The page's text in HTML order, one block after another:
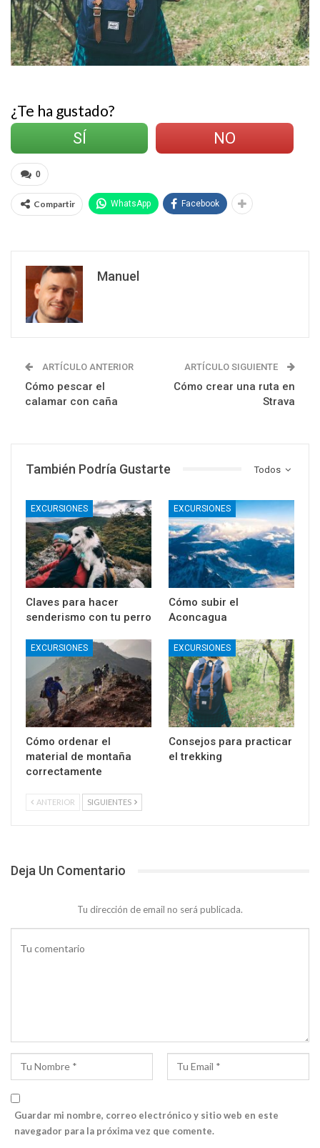
¿Te ha gustado?
SÍ
NO
0
Compartir WhatsApp Facebook
Manuel
ARTÍCULO ANTERIOR
Cómo pescar el
calamar con caña
ARTÍCULO SIGUIENTE
Cómo crear una ruta en
Strava
Todos
También Podría Gustarte
EXCURSIONES
Claves para hacer
senderismo con tu perro
EXCURSIONES
Cómo subir el
Aconcagua
EXCURSIONES
Cómo ordenar el
material de montaña
correctamente
EXCURSIONES
Consejos para practicar
el trekking
ANTERIOR SIGUIENTES
Deja Un Comentario
Tu dirección de email no será publicada.
Guardar mi nombre, correo electrónico y sitio web en este
navegador para la próxima vez que comente.